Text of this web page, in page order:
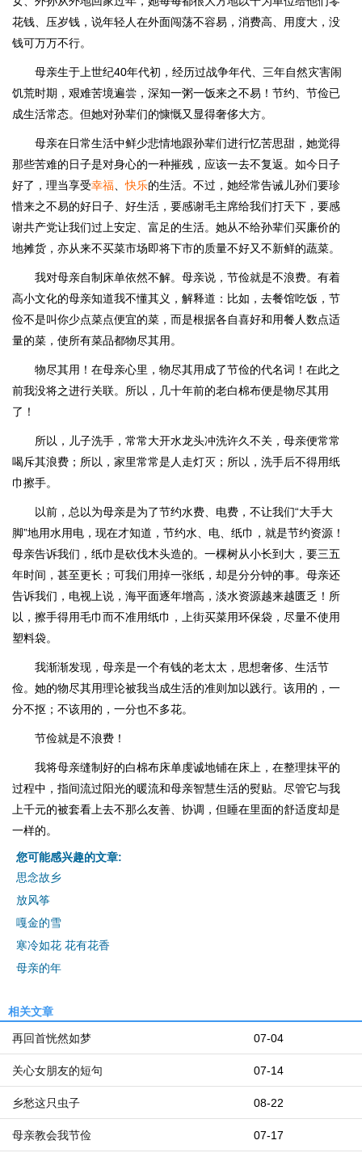
花钱、压岁钱，说年轻人在外面闯荡不容易，消费高、用度大，没
钱可万万不行。
母亲生于上世纪40年代初，经历过战争年代、三年自然灾害闹
饥荒时期，艰难苦境遍尝，深知一粥一饭来之不易！节约、节俭已
成生活常态。但她对孙辈们的慷慨又显得奢侈大方。
母亲在日常生活中鲜少悲情地跟孙辈们进行忆苦思甜，她觉得
那些苦难的日子是对身心的一种摧残，应该一去不复返。如今日子
好了，理当享受幸福 、快乐的生活。不过，她经常告诫儿孙们要珍
惜来之不易的好日子、好生活，要感谢毛主席给我们打天下，要感
谢共产党让我们过上安定、富足的生活。她从不给孙辈们买廉价的
地摊货，亦从来不买菜市场即将下市的质量不好又不新鲜的蔬菜。
我对母亲自制床单依然不解。母亲说，节俭就是不浪费。有着
高小文化的母亲知道我不懂其义，解释道：比如，去餐馆吃饭，节
俭不是叫你少点菜点便宜的菜，而是根据各自喜好和用餐人数点适
量的菜，使所有菜品都物尽其用。
物尽其用！在母亲心里，物尽其用成了节俭的代名词！在此之
前我没将之进行关联。所以，几十年前的老白棉布便是物尽其用
了！
所以，儿子洗手，常常大开水龙头冲洗许久不关，母亲便常常
喝斥其浪费；所以，家里常常是人走灯灭；所以，洗手后不得用纸
巾擦手。
以前，总以为母亲是为了节约水费、电费，不让我们“大手大
脚”地用水用电，现在才知道，节约水、电、纸巾，就是节约资源！
母亲告诉我们，纸巾是砍伐木头造的。一棵树从小长到大，要三五
年时间，甚至更长；可我们用掉一张纸，却是分分钟的事。母亲还
告诉我们，电视上说，海平面逐年增高，淡水资源越来越匮乏！所
以，擦手得用毛巾而不准用纸巾，上街买菜用环保袋，尽量不使用
塑料袋。
我渐渐发现，母亲是一个有钱的老太太，思想奢侈、生活节
俭。她的物尽其用理论被我当成生活的准则加以践行。该用的，一
分不抠；不该用的，一分也不多花。
节俭就是不浪费！
我将母亲缝制好的白棉布床单虔诚地铺在床上，在整理抹平的
过程中，指间流过阳光的暖流和母亲智慧生活的熨贴。尽管它与我
上千元的被套看上去不那么友善、协调，但睡在里面的舒适度却是
一样的。
您可能感兴趣的文章:
思念故乡
放风筝
嘎金的雪
寒冷如花 花有花香
母亲的年
相关文章
07-04
再回首恍然如梦
07-14
关心女朋友的短句
08-22
乡愁这只虫子
07-17
母亲教会我节俭